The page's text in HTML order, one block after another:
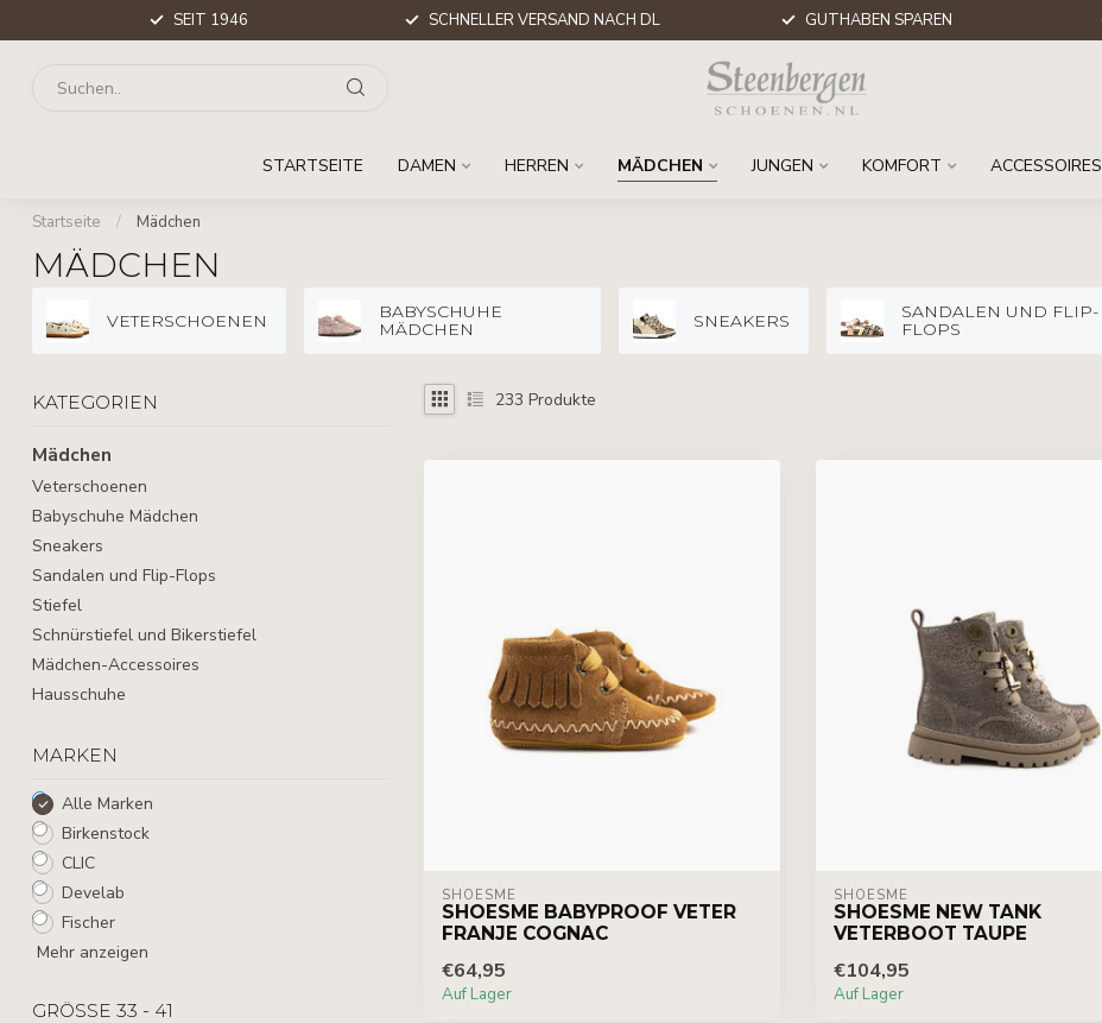
SEIT 1946 SCHNELLER VERSAND NACH DL GUTHABEN SPAREN
STARTSEITE DAMEN HERREN MÄDCHEN JUNGEN KOMFORT ACCESSOIRES
Startseite / Mädchen
MÄDCHEN
VETERSCHOENEN
BABYSCHUHE
MÄDCHEN
SNEAKERS
SANDALEN UND FLIP-
FLOPS
KATEGORIEN
Mädchen
Veterschoenen
Babyschuhe Mädchen
Sneakers
Sandalen und Flip-Flops
Stiefel
Schnürstiefel und Bikerstiefel
Mädchen-Accessoires
Hausschuhe
MARKEN
Alle Marken
Birkenstock
CLIC
Develab
Fischer
Mehr anzeigen
GRÖSSE 33 - 41
233 Produkte
SHOESME
SHOESME BABYPROOF VETER
FRANJE COGNAC
€64,95
Auf Lager
SHOESME
SHOESME NEW TANK
VETERBOOT TAUPE
€104,95
Auf Lager